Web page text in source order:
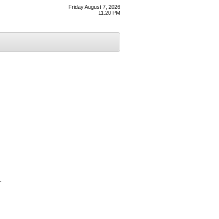
Friday August 7, 2026
11:20 PM